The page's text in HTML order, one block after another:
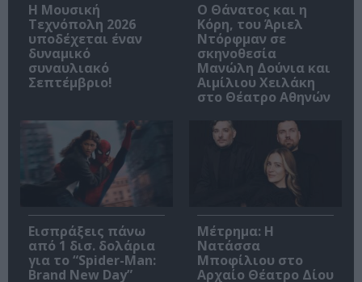
Η Μουσική
Τεχνόπολη 2026
υποδέχεται έναν
δυναμικό
συναυλιακό
Σεπτέμβριο!
Ο Θάνατος και η
Κόρη, του Άριελ
Ντόρφμαν σε
σκηνοθεσία
Μανώλη Δούνια και
Αιμίλιου Χειλάκη
στο Θέατρο Αθηνών
Εισπράξεις πάνω
από 1 δισ. δολάρια
για το “Spider-Man:
Brand New Day”
Μέτρημα: Η
Νατάσσα
Μποφίλιου στο
Αρχαίο Θέατρο Δίου